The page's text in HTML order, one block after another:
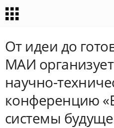
От идеи до
МАИ
научно-
конференцию
системы